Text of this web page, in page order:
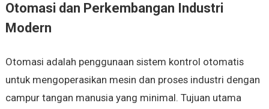
Otomasi dan Perkembangan Industri
Modern
Otomasi adalah penggunaan sistem kontrol otomatis
untuk mengoperasikan mesin dan proses industri dengan
campur tangan manusia yang minimal. Tujuan utama